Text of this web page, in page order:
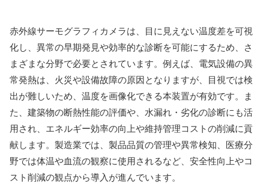
赤外線サーモグラフィカメラは、目に見えない温度差を可視
化し、異常の早期発見や効率的な診断を可能にするため、さ
まざまな分野で必要とされています。例えば、電気設備の異
常発熱は、火災や設備故障の原因となりますが、目視では検
出が難しいため、温度を画像化できる本装置が有効です。ま
た、建築物の断熱性能の評価や、水漏れ・劣化の診断にも活
用され、エネルギー効率の向上や維持管理コストの削減に貢
献します。製造業では、製品品質の管理や異常検知、医療分
野では体温や血流の観察に使用されるなど、安全性向上やコ
スト削減の観点から導入が進んでいます。